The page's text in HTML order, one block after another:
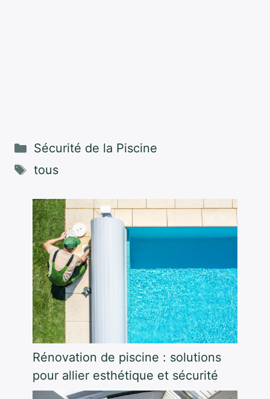
Catégories
Sécurité de la Piscine
Étiquettes
tous
Rénovation de piscine : solutions
pour allier esthétique et sécurité